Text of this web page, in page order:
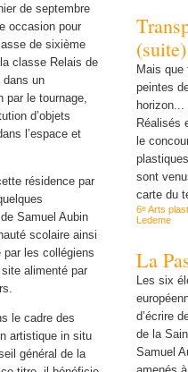
de septembre
occasion pour
de sixième
classe Relais de
dans un
par le tournage,
d’objets
l’espace et
résidence par
Samuel Aubin
scolaire ainsi
les collégiens
alimenté par
le cadre des
artistique in situ
général de la
(suite)
Mais
peintes
Réalisés
le
sont
carte du
6eArts
Ledeme
La
Les six
d’écrire
de la
Samuel